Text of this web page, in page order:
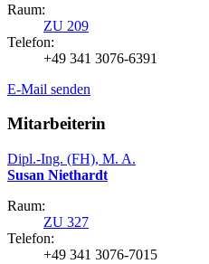
Raum:
ZU 209
Telefon:
+49 341 3076-6391
E-Mail senden
Mitarbeiterin
Dipl.-Ing. (FH), M. A.
Susan Niethardt
Raum:
ZU 327
Telefon:
+49 341 3076-7015